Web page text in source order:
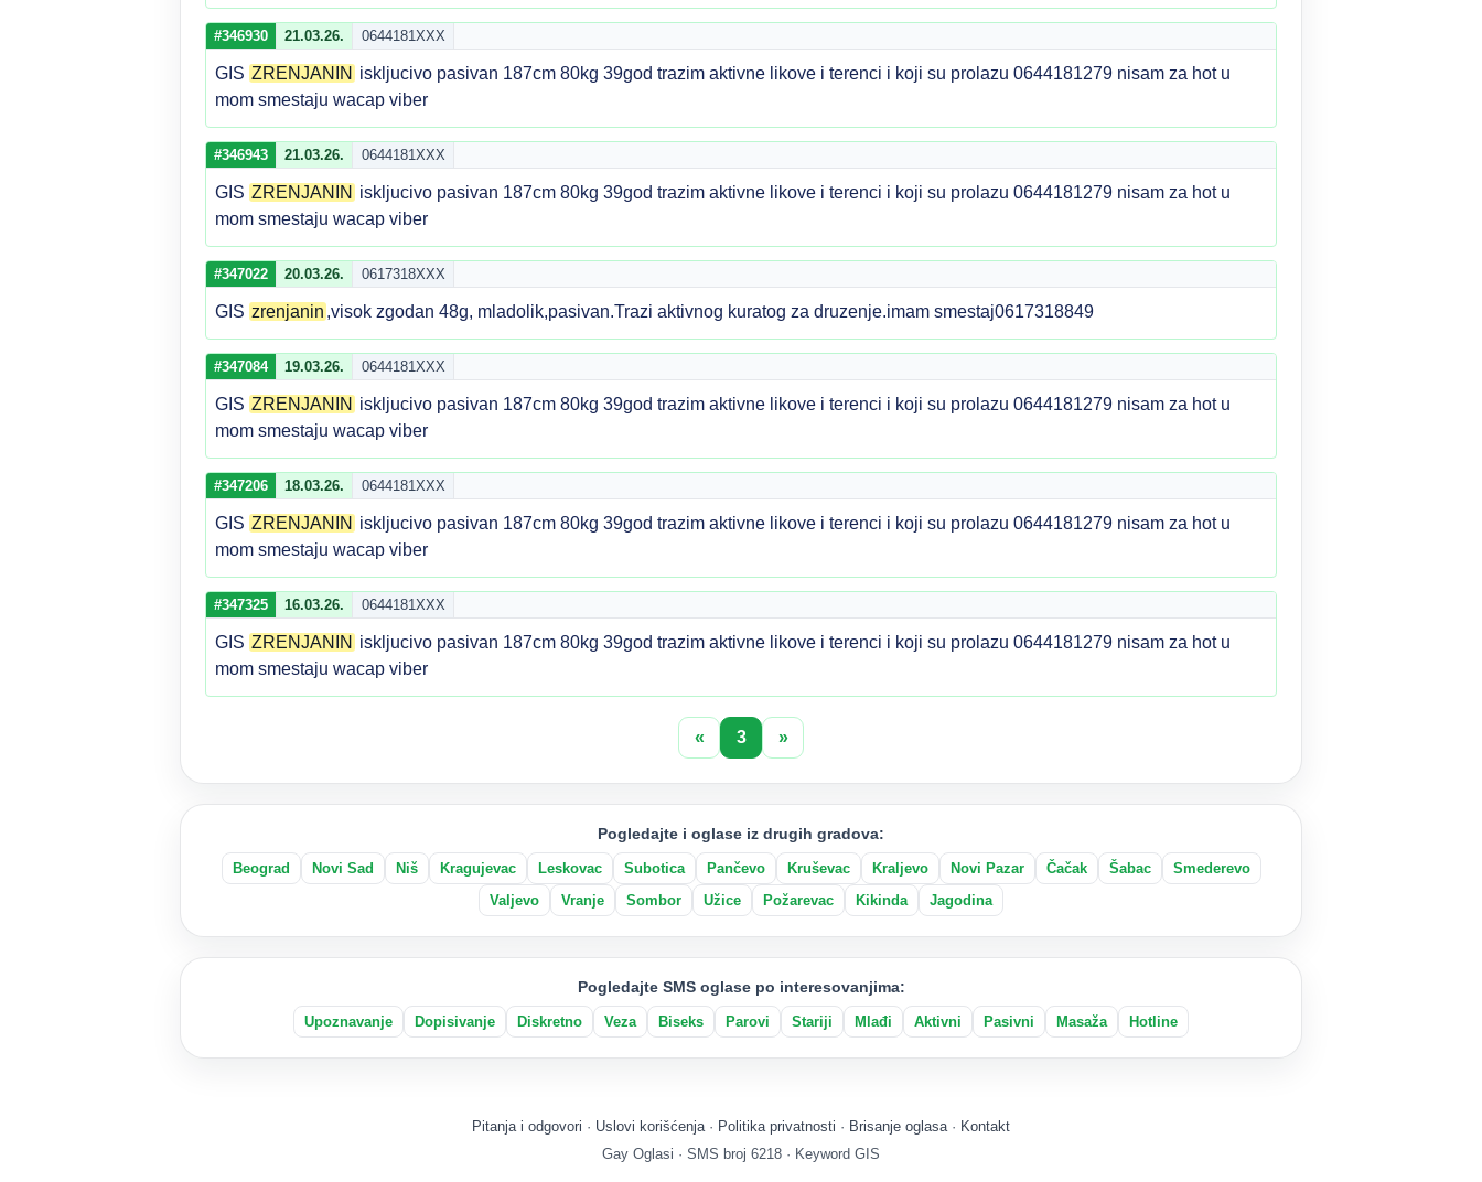
#346930 21.03.26. 0644181XXX
GIS ZRENJANIN iskljucivo pasivan 187cm 80kg 39god trazim aktivne likove i terenci i koji su prolazu 0644181279 nisam za hot u
mom smestaju wacap viber
#346943 21.03.26. 0644181XXX
GIS ZRENJANIN iskljucivo pasivan 187cm 80kg 39god trazim aktivne likove i terenci i koji su prolazu 0644181279 nisam za hot u
mom smestaju wacap viber
#347022 20.03.26. 0617318XXX
GIS zrenjanin ,visok zgodan 48g, mladolik,pasivan.Trazi aktivnog kuratog za druzenje.imam smestaj0617318849
#347084 19.03.26. 0644181XXX
GIS ZRENJANIN iskljucivo pasivan 187cm 80kg 39god trazim aktivne likove i terenci i koji su prolazu 0644181279 nisam za hot u
mom smestaju wacap viber
#347206 18.03.26. 0644181XXX
GIS ZRENJANIN iskljucivo pasivan 187cm 80kg 39god trazim aktivne likove i terenci i koji su prolazu 0644181279 nisam za hot u
mom smestaju wacap viber
#347325 16.03.26. 0644181XXX
GIS ZRENJANIN iskljucivo pasivan 187cm 80kg 39god trazim aktivne likove i terenci i koji su prolazu 0644181279 nisam za hot u
mom smestaju wacap viber
« 3 »
Pogledajte i oglase iz drugih gradova:
Beograd Novi Sad Niš Kragujevac Leskovac Subotica Pančevo Kruševac Kraljevo Novi Pazar Čačak Šabac
Smederevo
Valjevo
Vranje Sombor Užice Požarevac Kikinda Jagodina
Pogledajte SMS oglase po interesovanjima:
Upoznavanje Dopisivanje Diskretno Veza Biseks Parovi Stariji Mlađi Aktivni Pasivni Masaža Hotline
Pitanja i odgovori · Uslovi korišćenja· Politika privatnosti · Brisanje oglasa· Kontakt
Gay Oglasi · SMS broj 6218 · Keyword GIS